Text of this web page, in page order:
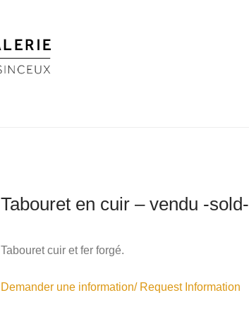
Tabouret en cuir – vendu -sold-
Tabouret cuir et fer forgé.
Demander une information/ Request Information